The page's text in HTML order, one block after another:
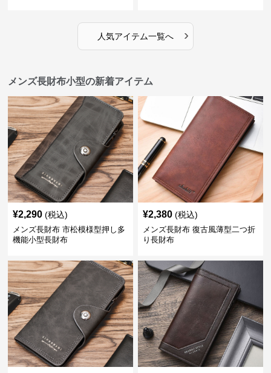
人気アイテム一覧へ ›
メンズ長財布小型の新着アイテム
¥2,290 (税込)
メンズ長財布 市松模様型押し多
機能小型長財布
¥2,380 (税込)
メンズ長財布 復古風薄型二つ折
り長財布